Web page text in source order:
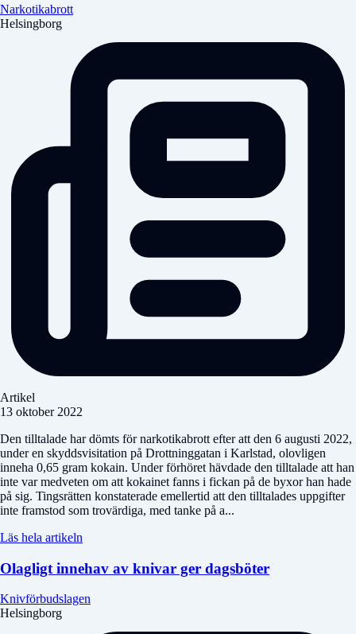
Narkotikabrott
Helsingborg
Artikel
13 oktober 2022
Den tilltalade har dömts för narkotikabrott efter att den 6 augusti 2022,
under en skyddsvisitation på Drottninggatan i Karlstad, olovligen
inneha 0,65 gram kokain. Under förhöret hävdade den tilltalade att han
inte var medveten om att kokainet fanns i fickan på de byxor han hade
på sig. Tingsrätten konstaterade emellertid att den tilltalades uppgifter
inte framstod som trovärdiga, med tanke på a...
Läs hela artikeln
Olagligt innehav av knivar ger dagsböter
Knivförbudslagen
Helsingborg